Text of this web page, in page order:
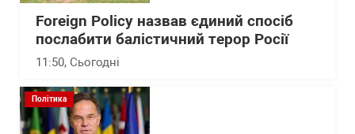
Foreign Policy назвав єдиний спосіб
послабити балістичний терор Росії
11:50, Сьогодні
Політика